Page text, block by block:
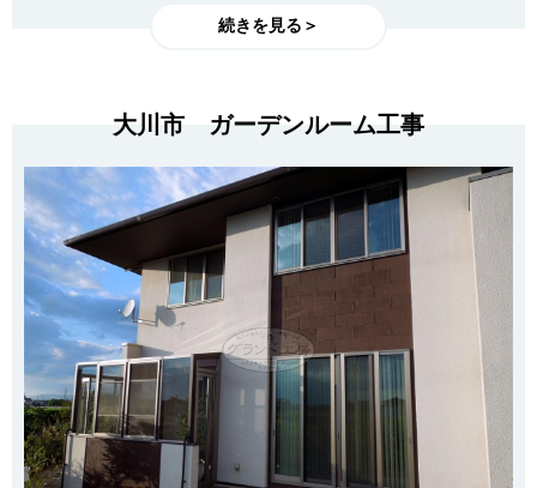
続きを見る＞
大川市 ガーデンルーム工事